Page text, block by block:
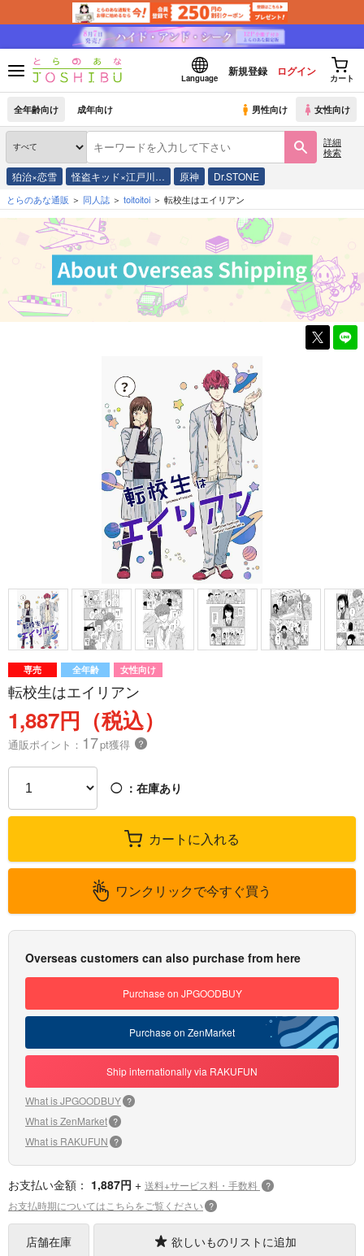
Language
新規登録 ログイン
カート
全年齢向け 成年向け 男性向け 女性向け
詳細
検索
狛治×恋雪 怪盗キッド×江戸川… 原神 Dr.STONE
とらのあな通販 同人誌 toitoitoi 転校生はエイリアン
専売 全年齢 女性向け
転校生はエイリアン
1,887円（税込）
通販ポイント： 17pt獲得 ？
◯ ：在庫あり
カートに入れる
ワンクリックで今すぐ買う
Overseas customers can also purchase from here
Purchase on JPGOODBUY
Purchase on ZenMarket
Ship internationally via RAKUFUN
What is JPGOODBUY ?
What is ZenMarket ?
What is RAKUFUN ?
お支払い金額： 1,887円 + 送料+サービス料・手数料 ?
お支払時期についてはこちらをご覧ください ?
店舗在庫 欲しいものリストに追加